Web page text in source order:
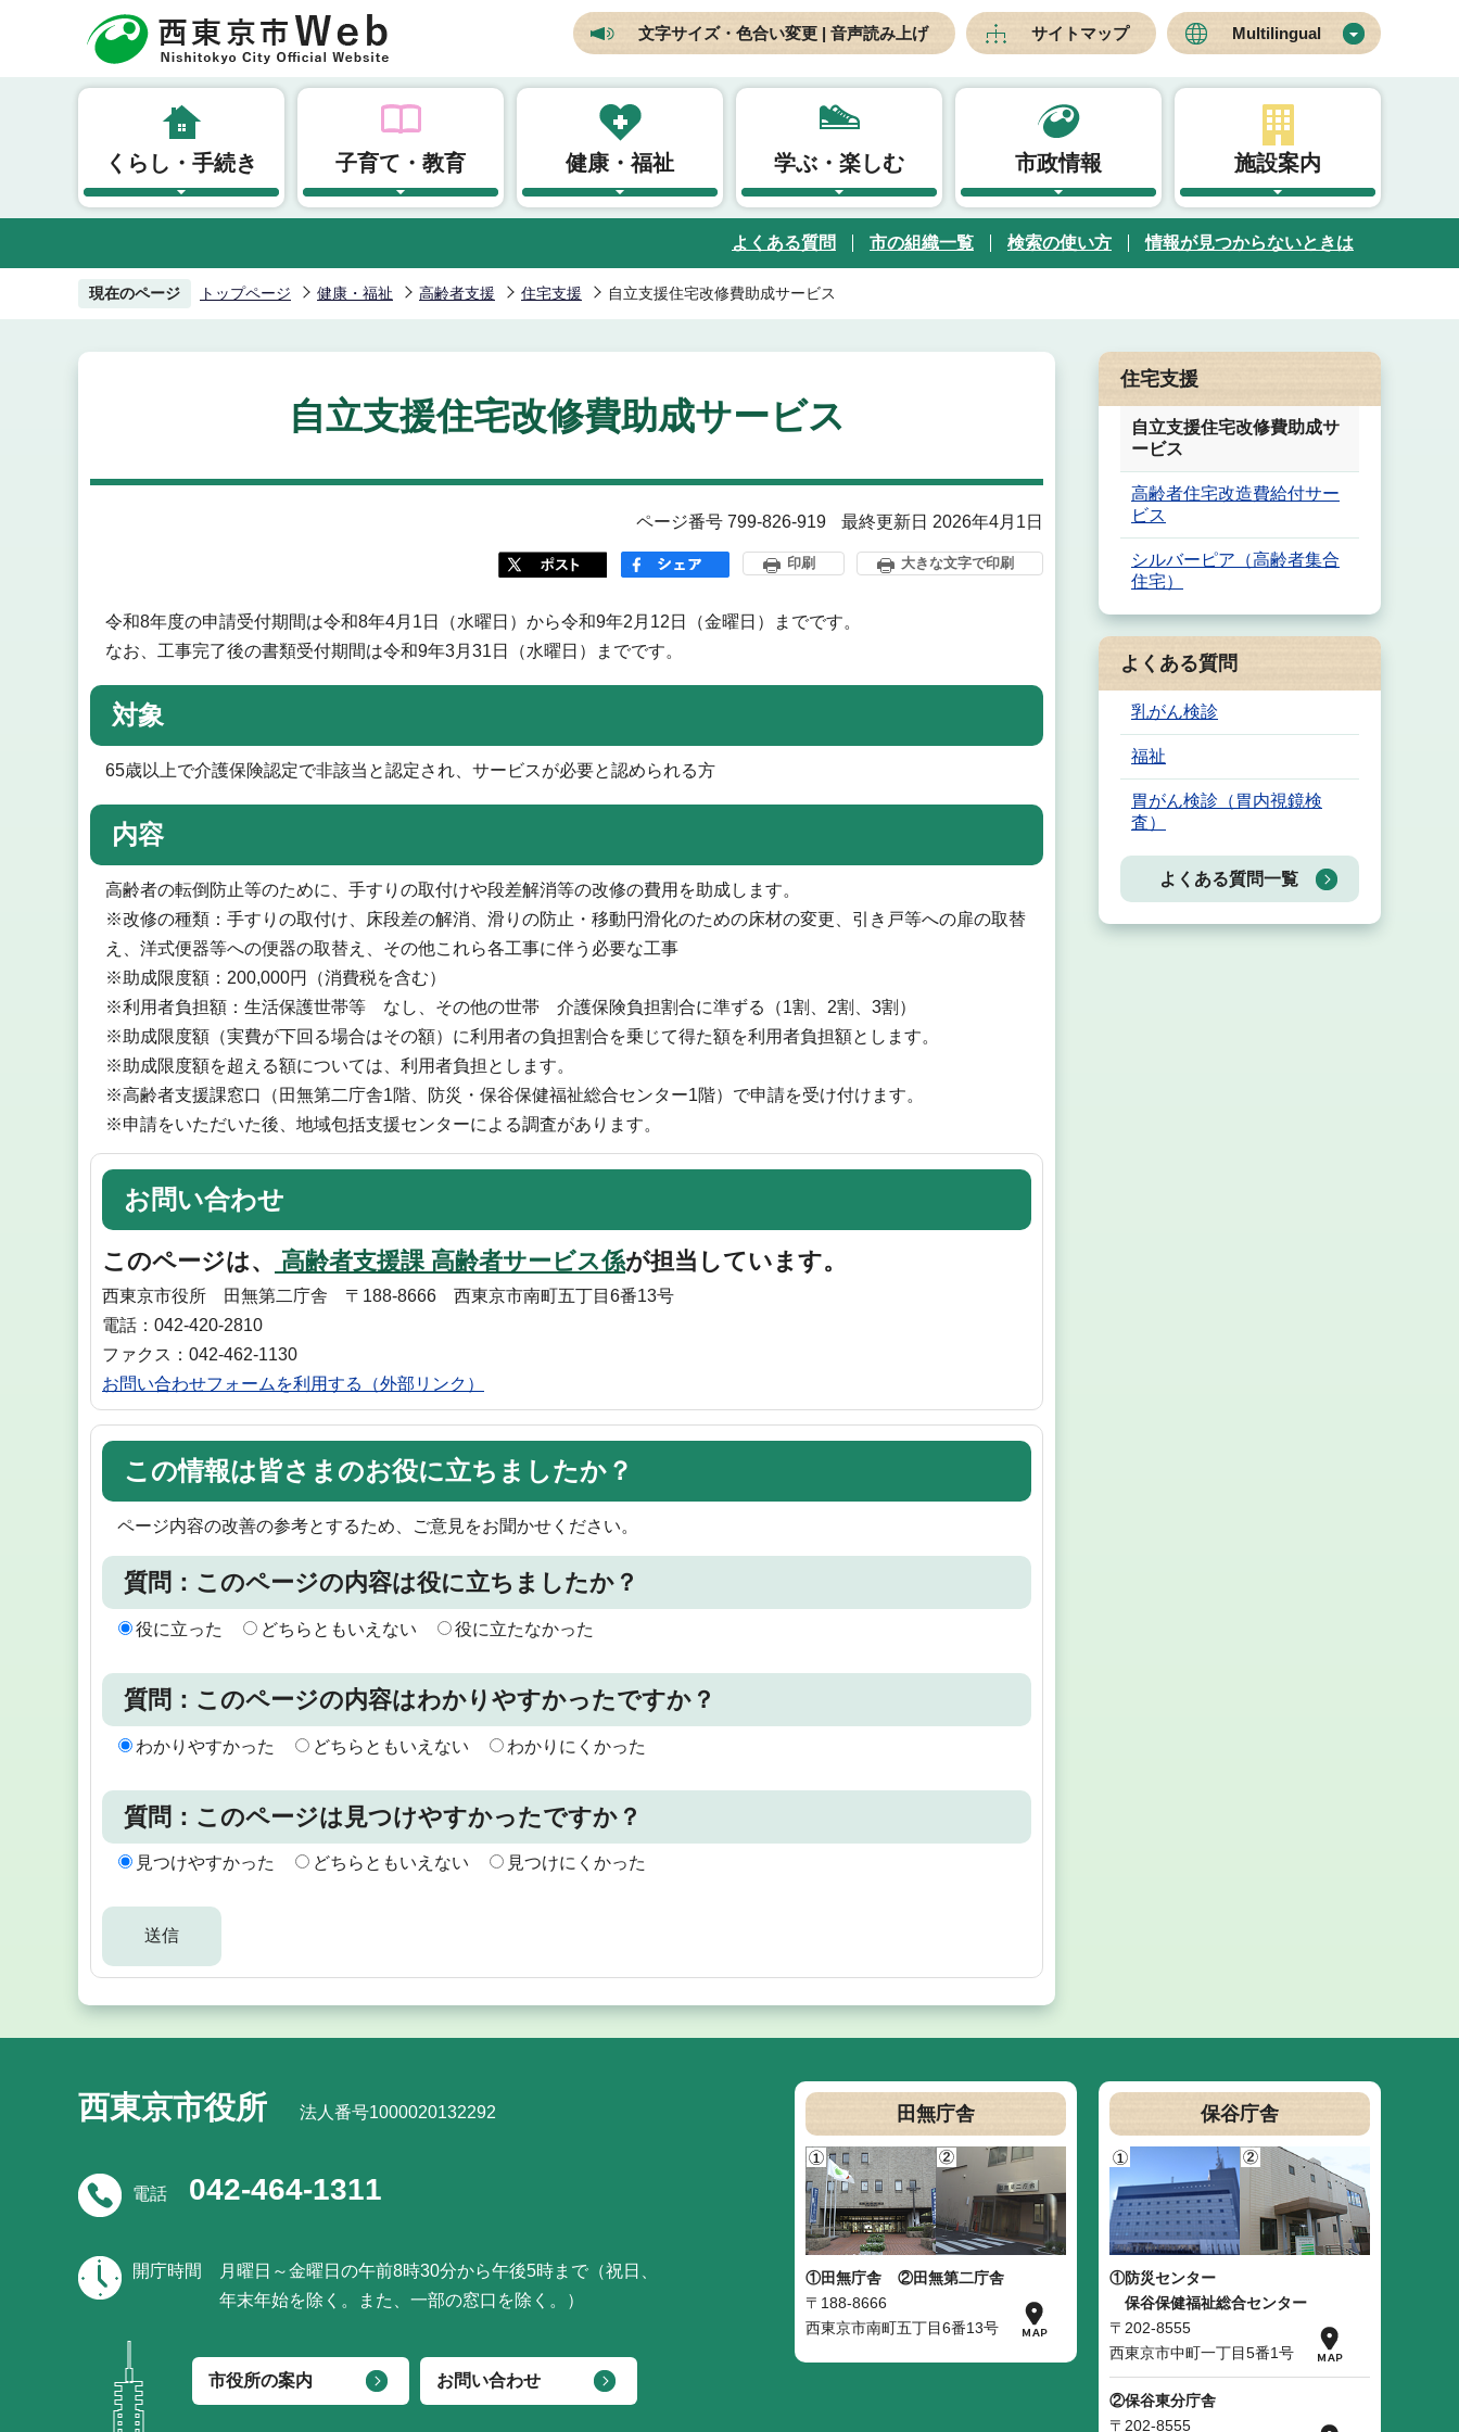
頭
文字サイズ・色合い変更 | 音声読み上げ サイトマップ Multilingual
くらし・手続き 子育て・教育 健康・福祉 学ぶ・楽しむ 市政情報 施設案内
よくある質問 市の組織一覧 検索の使い方 情報が見つからないときは
現在のページ トップページ 健康・福祉 高齢者支援 住宅支援 自立支援住宅改修費助成サービス
自立支援住宅改修費助成サービス
ページ番号 799-826-919 最終更新日 2026年4月1日
印刷 大きな文字で印刷
令和8年度の申請受付期間は令和8年4月1日（水曜日）から令和9年2月12日（金曜日）までです。
なお、工事完了後の書類受付期間は令和9年3月31日（水曜日）までです。
対象
65歳以上で介護保険認定で非該当と認定され、サービスが必要と認められる方
内容
高齢者の転倒防止等のために、手すりの取付けや段差解消等の改修の費用を助成します。
※改修の種類：手すりの取付け、床段差の解消、滑りの防止・移動円滑化のための床材の変更、引き戸等への扉の取替
え、洋式便器等への便器の取替え、その他これら各工事に伴う必要な工事
※助成限度額：200,000円（消費税を含む）
※利用者負担額：生活保護世帯等 なし、その他の世帯 介護保険負担割合に準ずる（1割、2割、3割）
※助成限度額（実費が下回る場合はその額）に利用者の負担割合を乗じて得た額を利用者負担額とします。
※助成限度額を超える額については、利用者負担とします。
※高齢者支援課窓口（田無第二庁舎1階、防災・保谷保健福祉総合センター1階）で申請を受け付けます。
※申請をいただいた後、地域包括支援センターによる調査があります。
お問い合わせ
このページは、 高齢者支援課 高齢者サービス係が担当しています。
西東京市役所 田無第二庁舎 〒188-8666 西東京市南町五丁目6番13号
電話：042-420-2810
ファクス：042-462-1130
お問い合わせフォームを利用する（外部リンク）
この情報は皆さまのお役に立ちましたか？
ページ内容の改善の参考とするため、ご意見をお聞かせください。
質問：このページの内容は役に立ちましたか？
役に立った どちらともいえない 役に立たなかった
質問：このページの内容はわかりやすかったですか？
わかりやすかった どちらともいえない わかりにくかった
質問：このページは見つけやすかったですか？
見つけやすかった どちらともいえない 見つけにくかった
住宅支援
自立支援住宅改修費助成サ
ービス
高齢者住宅改造費給付サー
ビス
シルバーピア（高齢者集合
住宅）
よくある質問
乳がん検診
福祉
胃がん検診（胃内視鏡検
査）
よくある質問一覧
西東京市役所 法人番号1000020132292
電話 042-464-1311
開庁時間
月曜日～金曜日の午前8時30分から午後5時まで（祝日、
年末年始を除く。また、一部の窓口を除く。）
市役所の案内 お問い合わせ
田無庁舎
①田無庁舎
②田無第二庁舎
〒188-8666
西東京市南町五丁目6番13号
保谷庁舎
①防災センター
保谷保健福祉総合センター
〒202-8555
西東京市中町一丁目5番1号
②保谷東分庁舎
〒202-8555